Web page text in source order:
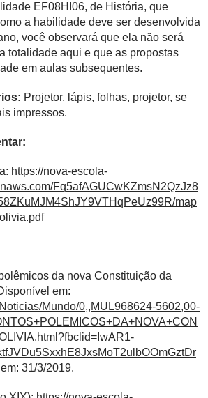
EF08HI06, de História, que
a habilidade deve ser desenvolvida
você observará que ela não será
totalidade aqui e que as propostas
em aulas subsequentes.
Projetor, lápis, folhas, projetor, se
impressos.
https://nova-escola-
Fq5afAGUCwKZmsN2QzJz8
map
da nova Constituição da
em:
Mundo/0,,MUL968624-5602,00-
31/3/2019.